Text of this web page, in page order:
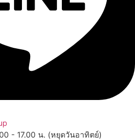
- 17.00 น. (หยุดวันอาทิตย์)